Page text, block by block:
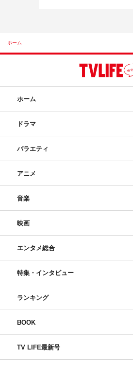
ホーム
ホーム
ドラマ
バラエティ
アニメ
音楽
映画
エンタメ総合
特集・インタビュー
ランキング
BOOK
TV LIFE最新号